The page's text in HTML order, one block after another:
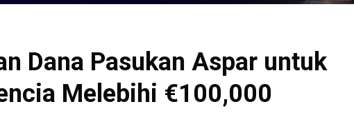
Dana Pasukan Aspar untuk
Melebihi €100,000